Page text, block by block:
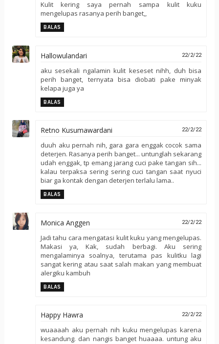
Kulit kering saya pernah sampa kulit kuku
mengelupas rasanya perih banget,,
BALAS
Hallowulandari 22/2/22
aku sesekali ngalamin kulit keseset nihh, duh bisa
perih banget, ternyata bisa diobati pake minyak
kelapa juga ya
BALAS
Retno Kusumawardani 22/2/22
duuh aku pernah nih, gara gara enggak cocok sama
deterjen. Rasanya perih banget... untunglah sekarang
udah enggak, tp emang jarang cuci pake tangan sih...
kalau terpaksa sering sering cuci tangan saat nyuci
biar ga kontak dengan deterjen terlalu lama..
BALAS
Monica Anggen 22/2/22
Jadi tahu cara mengatasi kulit kuku yang mengelupas.
Makasi ya, Kak, sudah berbagi. Aku sering
mengalaminya soalnya, terutama pas kulitku lagi
sangat kering atau saat salah makan yang membuat
alergiku kambuh
BALAS
Happy Hawra 22/2/22
wuaaaah aku pernah nih kuku mengelupas karena
kesandung. dan nangis banget huaaaa. untung aku